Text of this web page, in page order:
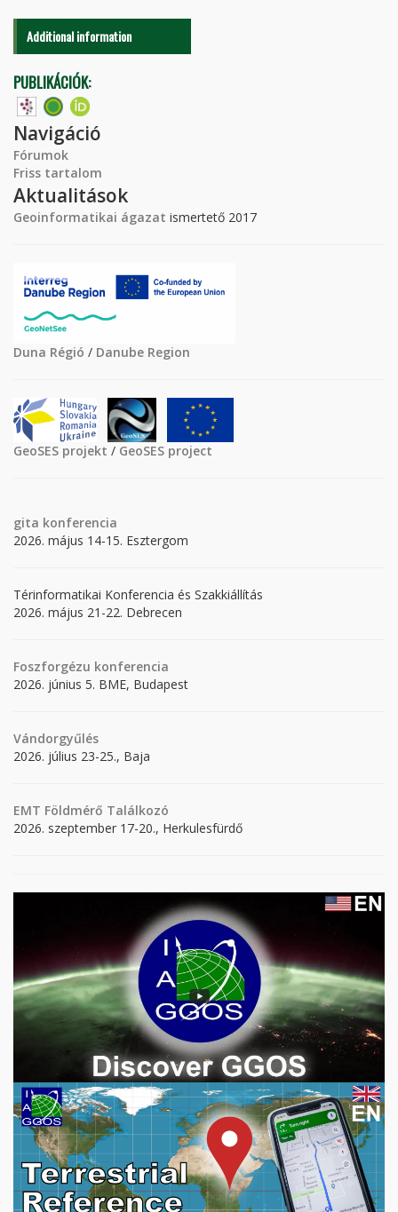
Additional information
PUBLIKÁCIÓK:
Navigáció
Fórumok
Friss tartalom
Aktualitások
Geoinformatikai ágazat ismertető 2017
Duna Régió / Danube Region
GeoSES projekt / GeoSES project
gita konferencia
2026. május 14-15. Esztergom
Térinformatikai Konferencia és Szakkiállítás
2026. május 21-22. Debrecen
Foszforgézu konferencia
2026. június 5. BME, Budapest
Vándorgyűlés
2026. július 23-25., Baja
EMT Földmérő Találkozó
2026. szeptember 17-20., Herkulesfürdő